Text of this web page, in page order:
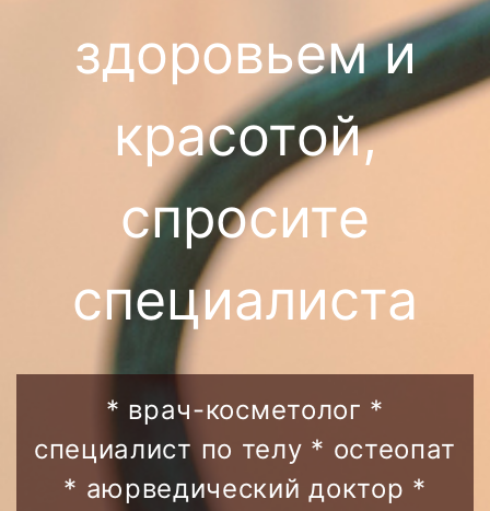
здоровьем и
красотой,
спросите
специалиста
* врач-косметолог *
специалист по телу * остеопат
* аюрведический доктор *